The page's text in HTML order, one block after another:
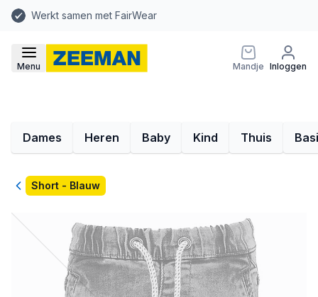
Werkt samen met FairWear
Menu Mandje Inloggen
Dames Heren Baby Kind Thuis
TerugShort - Blauw